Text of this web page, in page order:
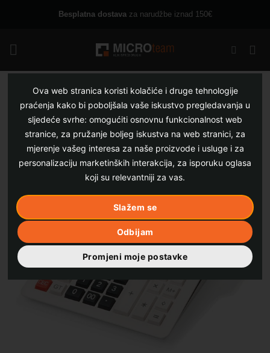
Ova web stranica koristi kolačiće i druge tehnologije
praćenja kako bi poboljšala vaše iskustvo pregledavanja u
sljedeće svrhe: omogućiti osnovnu funkcionalnost web
stranice, za pružanje boljeg iskustva na web stranici, za
mjerenje vašeg interesa za naše proizvode i usluge i za
personalizaciju marketinških interakcija, za isporuku oglasa
koji su relevantniji za vas.
Slažem se
Odbijam
Promjeni moje postavke
Besplatna dostavaza narudžbe iznad 150€